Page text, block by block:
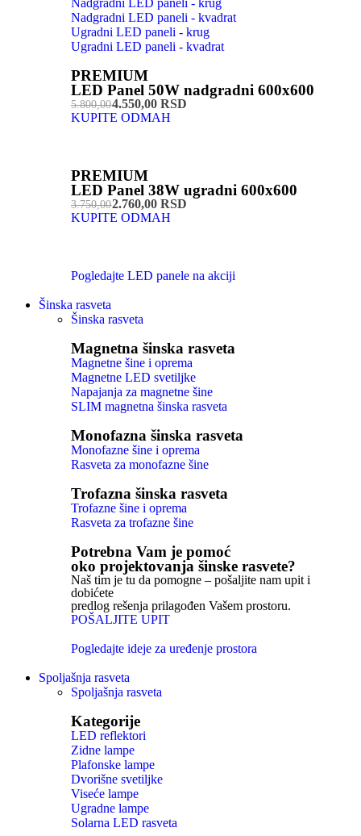
Nadgradni LED paneli - krug
Nadgradni LED paneli - kvadrat
Ugradni LED paneli - krug
Ugradni LED paneli - kvadrat
PREMIUM
LED Panel 50W nadgradni 600x600
5.800,004.550,00 RSD
KUPITE ODMAH
PREMIUM
LED Panel 38W ugradni 600x600
3.750,002.760,00 RSD
KUPITE ODMAH
Pogledajte LED panele na akciji
Šinska rasveta
Šinska rasveta
Magnetna šinska rasveta
Magnetne šine i oprema
Magnetne LED svetiljke
Napajanja za magnetne šine
SLIM magnetna šinska rasveta
Monofazna šinska rasveta
Monofazne šine i oprema
Rasveta za monofazne šine
Trofazna šinska rasveta
Trofazne šine i oprema
Rasveta za trofazne šine
Potrebna Vam je pomoć
oko projektovanja šinske rasvete?
Naš tim je tu da pomogne – pošaljite nam upit i
dobićete
predlog rešenja prilagođen Vašem prostoru.
POŠALJITE UPIT
Pogledajte ideje za uređenje prostora
Spoljašnja rasveta
Spoljašnja rasveta
Kategorije
LED reflektori
Zidne lampe
Plafonske lampe
Dvorišne svetiljke
Viseće lampe
Ugradne lampe
Solarna LED rasveta